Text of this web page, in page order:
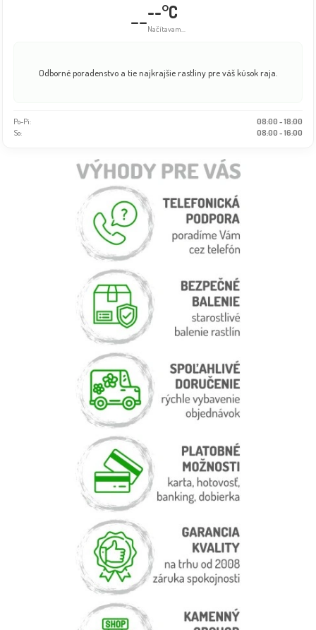
----°C
Načítavam...
Odborné poradenstvo a tie najkrajšie rastliny pre váš kúsok raja.
Po-Pi:
08:00 - 18:00
So:
08:00 - 16:00